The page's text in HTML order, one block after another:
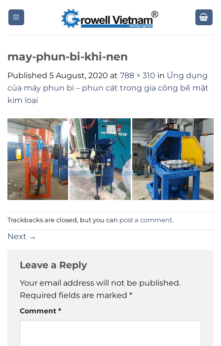
may-phun-bi-khi-nen
Published 5 August, 2020 at 788 × 310 in Ứng dụng
của máy phun bi – phun cát trong gia công bề mặt
kim loại
Trackbacks are closed, but you can post a comment.
Next →
Leave a Reply
Your email address will not be published.
Required fields are marked *
Comment *